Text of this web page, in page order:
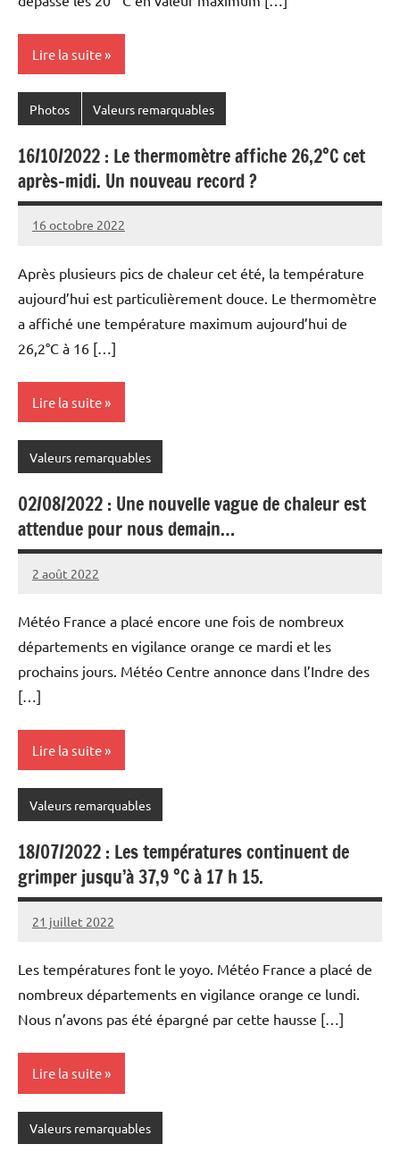
Lire la suite
Photos Valeurs remarquables
16/10/2022 : Le thermomètre affiche 26,2°C cet
après-midi. Un nouveau record ?
16 octobre 2022
Patrice
Après plusieurs pics de chaleur cet été, la température
aujourd’hui est particulièrement douce. Le thermomètre
a affiché une température maximum aujourd’hui de
26,2°C à 16 […]
Lire la suite
Valeurs remarquables
02/08/2022 : Une nouvelle vague de chaleur est
attendue pour nous demain…
2 août 2022
Patrice
Météo France a placé encore une fois de nombreux
départements en vigilance orange ce mardi et les
prochains jours. Météo Centre annonce dans l’Indre des
[…]
Lire la suite
Valeurs remarquables
18/07/2022 : Les températures continuent de
grimper jusqu’à 37,9 °C à 17 h 15.
21 juillet 2022
Patrice
Les températures font le yoyo. Météo France a placé de
nombreux départements en vigilance orange ce lundi.
Nous n’avons pas été épargné par cette hausse […]
Lire la suite
Valeurs remarquables